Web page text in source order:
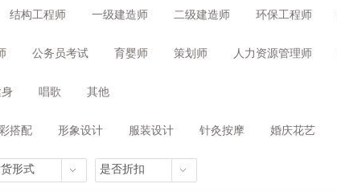
结构工程师 一级建造师 二级建造师 环保工程师
公务员考试 育婴师 策划师 人力资源管理师
唱歌 其他
搭配 形象设计 服装设计 针灸按摩 婚庆花艺
点心师 咖啡师 茶艺师
形式 是否折扣